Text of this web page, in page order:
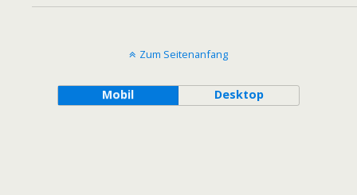
Zum Seitenanfang
Mobil Desktop